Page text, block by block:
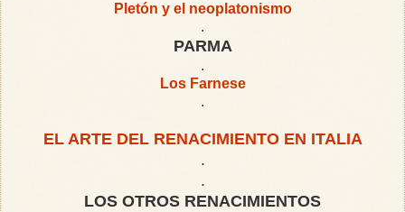
Pletón y el neoplatonismo
.
PARMA
.
Los Farnese
.
EL ARTE DEL RENACIMIENTO EN ITALIA
.
.
LOS OTROS RENACIMIENTOS